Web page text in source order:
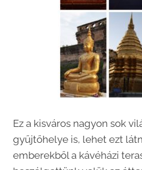
Ez a kisváros nagyon sok
gyűjtőhelye is, lehet ezt
emberekből a kávéházi